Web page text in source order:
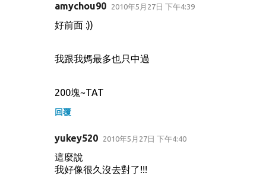
amychou90 2010年5月27日 下午4:39
好前面 :))
我跟我媽最多也只中過
200塊~TAT
回覆
yukey520 2010年5月27日 下午4:40
這麼說
我好像很久沒去對了!!!